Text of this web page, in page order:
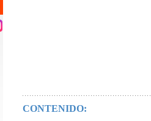
CONTENIDO: